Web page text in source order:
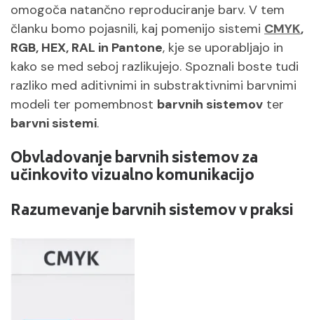
omogoča natančno reproduciranje barv. V tem
članku bomo pojasnili, kaj pomenijo sistemi CMYK,
RGB, HEX, RAL in Pantone, kje se uporabljajo in
kako se med seboj razlikujejo. Spoznali boste tudi
razliko med aditivnimi in substraktivnimi barvnimi
modeli ter pomembnost barvnih sistemov ter
barvni sistemi.
Obvladovanje barvnih sistemov za
učinkovito vizualno komunikacijo
Razumevanje barvnih sistemov v praksi